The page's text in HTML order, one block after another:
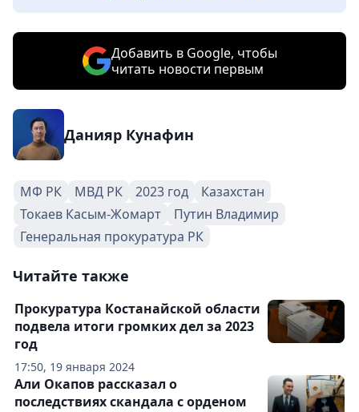
Добавить в Google, чтобы
читать новости первым
Данияр Кунафин
МФ РК МВД РК 2023 год
Казахстан
Токаев Касым-Жомарт
Путин Владимир
Генеральная прокуратура РК
Читайте также
17:50, 19 января 2024
Прокуратура Костанайской области
подвела итоги громких дел за 2023
год
Али Окапов рассказал о
последствиях скандала с орденом